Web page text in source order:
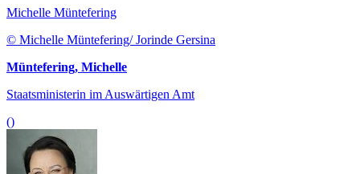
Michelle Müntefering
© Michelle Müntefering/ Jorinde Gersina
Müntefering, Michelle
Staatsministerin im Auswärtigen Amt
()